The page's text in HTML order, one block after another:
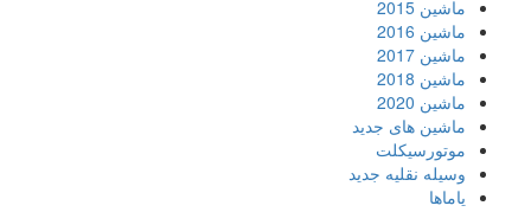
ماشین 2015
ماشین 2016
ماشین 2017
ماشین 2018
ماشین 2020
ماشین های جدید
موتورسیکلت
وسیله نقلیه جدید
یاماها